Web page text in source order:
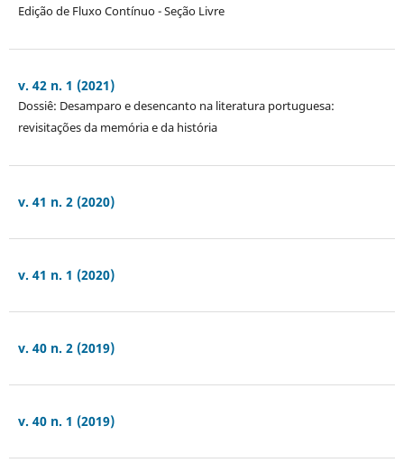
Edição de Fluxo Contínuo - Seção Livre
v. 42 n. 1 (2021)
Dossiê: Desamparo e desencanto na literatura portuguesa:
revisitações da memória e da história
v. 41 n. 2 (2020)
v. 41 n. 1 (2020)
v. 40 n. 2 (2019)
v. 40 n. 1 (2019)